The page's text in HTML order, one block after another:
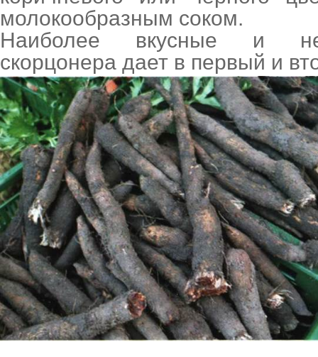
молокообразным соком.
Наиболее вкусные и
скорцонера дает в первый и